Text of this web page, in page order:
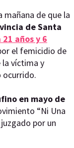
mañana de que la
de Santa
años y 6
el femicidio de
la víctima y
ocurrido.
en mayo de
“Ni Una
por un